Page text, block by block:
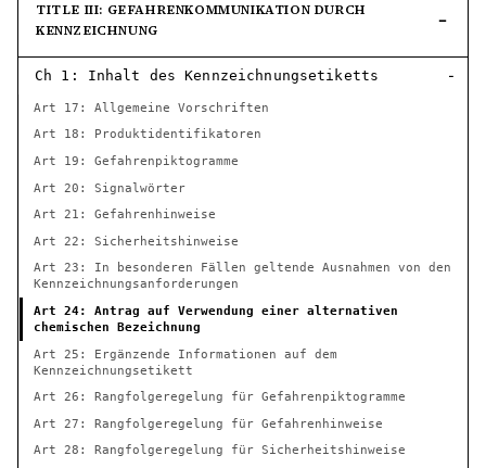
TITLE III: GEFAHRENKOMMUNIKATION DURCH
KENNZEICHNUNG
Ch 1: Inhalt des Kennzeichnungsetiketts
Art 17: Allgemeine Vorschriften
Art 18: Produktidentifikatoren
Art 19: Gefahrenpiktogramme
Art 20: Signalwörter
Art 21: Gefahrenhinweise
Art 22: Sicherheitshinweise
Art 23: In besonderen Fällen geltende Ausnahmen von den
Kennzeichnungsanforderungen
Art 24: Antrag auf Verwendung einer alternativen
chemischen Bezeichnung
Art 25: Ergänzende Informationen auf dem
Kennzeichnungsetikett
Art 26: Rangfolgeregelung für Gefahrenpiktogramme
Art 27: Rangfolgeregelung für Gefahrenhinweise
Art 28: Rangfolgeregelung für Sicherheitshinweise